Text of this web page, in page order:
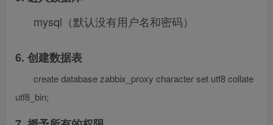
mysql（默认没有用户名和密码）
6. 创建数据表
create database zabbix_proxy character set utf8 collate
utf8_bin;